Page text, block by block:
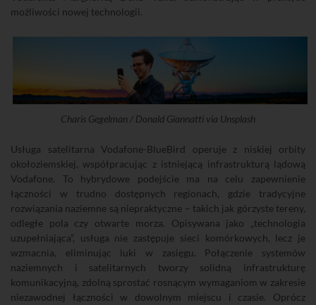
możliwości nowej technologii.
Charis Gegelman / Donald Giannatti via Unsplash
Usługa satelitarna Vodafone-BlueBird operuje z niskiej orbity
okołoziemskiej, współpracując z istniejącą infrastrukturą lądową
Vodafone. To hybrydowe podejście ma na celu zapewnienie
łączności w trudno dostępnych regionach, gdzie tradycyjne
rozwiązania naziemne są niepraktyczne – takich jak górzyste tereny,
odległe pola czy otwarte morza. Opisywana jako „technologia
uzupełniająca”, usługa nie zastępuje sieci komórkowych, lecz je
wzmacnia, eliminując luki w zasięgu. Połączenie systemów
naziemnych i satelitarnych tworzy solidną infrastrukturę
komunikacyjną, zdolną sprostać rosnącym wymaganiom w zakresie
niezawodnej łączności w dowolnym miejscu i czasie. Oprócz